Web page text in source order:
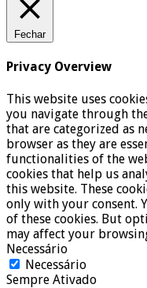
Fechar
Privacy Overview
This website uses
you navigate through
that are categorized as
browser as they are
functionalities of the
cookies that help us
this website. These
only with your consent.
of these cookies. But
may affect your
Necessário
Necessário
Sempre Ativado